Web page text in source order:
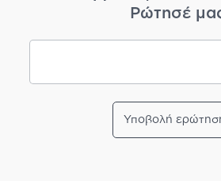
Ρώτησέ
Υποβολή